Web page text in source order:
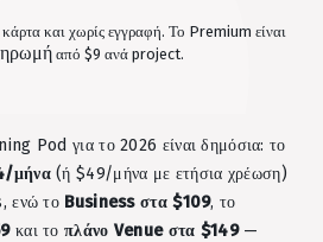
και χωρίς εγγραφή. Το Premium είναι
από $9 ανά project.
Pod για το 2026 είναι δημόσια: το
μήνα(ή $49/μήνα με ετήσια χρέωση)
ενώ το Business στα $109, το
και τοπλάνο Venue στα $149—